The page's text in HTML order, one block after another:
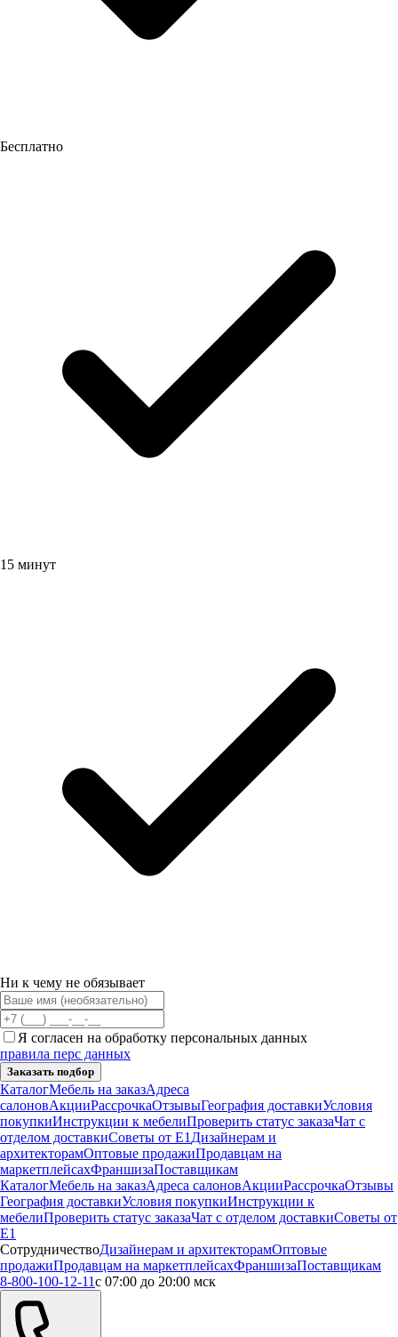
Бесплатно
15 минут
Ни к чему не обязывает
Я согласен на обработку персональных данных
правила перс данных
Заказать подбор
КаталогМебель на заказАдреса
салоновАкцииРассрочкаОтзывыГеография доставкиУсловия
покупкиИнструкции к мебелиПроверить статус заказаЧат с
отделом доставкиСоветы от Е1 Дизайнерам и
архитекторамОптовые продажиПродавцам на
маркетплейсахФраншизаПоставщикам
КаталогМебель на заказАдреса салоновАкцииРассрочкаОтзывы
География доставкиУсловия покупкиИнструкции к
мебелиПроверить статус заказаЧат с отделом доставкиСоветы от
Е1
СотрудничествоДизайнерам и архитекторамОптовые
продажиПродавцам на маркетплейсахФраншизаПоставщикам
8-800-100-12-11с 07:00 до 20:00 мск